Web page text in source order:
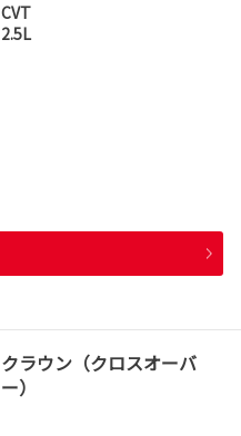
CVT
2.5L
クラウン（クロスオーバ
ー）